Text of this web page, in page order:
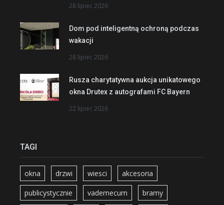
28 lipiec 2026
Dom pod inteligentną ochroną podczas
wakacji
28 lipiec 2026
Rusza charytatywna aukcja unikatowego
okna Drutex z autografami FC Bayern
22 lipiec 2026
TAGI
okna drzwi wiesci akcesoria
publicystycznie vademecum bramy